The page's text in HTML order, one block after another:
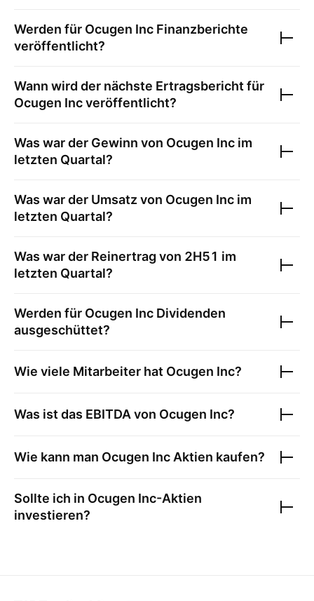
Werden für Ocugen Inc Finanzberichte
veröffentlicht?
Wann wird der nächste Ertragsbericht für
Ocugen Incveröffentlicht?
Was war der Gewinn von Ocugen Inc im
letzten Quartal?
Was war der Umsatz von Ocugen Inc im
letzten Quartal?
Was war der Reinertrag von 2H51 im
letzten Quartal?
Werden für Ocugen Inc Dividenden
ausgeschüttet?
Wie viele Mitarbeiter hat Ocugen Inc?
Was ist das EBITDA von Ocugen Inc?
Wie kann man Ocugen Inc Aktien kaufen?
Sollte ich in Ocugen Inc-Aktien
investieren?